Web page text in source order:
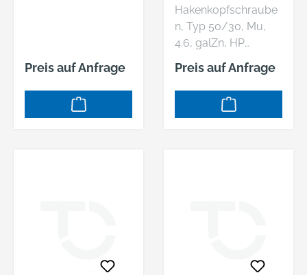
Preis auf Anfrage
Hakenkopfschraube
n, Typ 50/30, Mu,
4.6, galZn, HP
Hersteller: HS
Montagetechnik
GmbH, Robert-
Bosch-Straße 1/1,
Hammerkopf-/Halfe
Preis auf Anfrage